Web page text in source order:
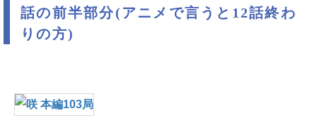
話の前半部分(アニメで言うと12話終わ
りの方)